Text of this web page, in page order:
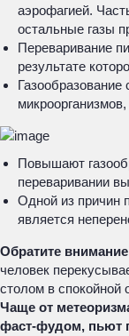
аэрофагией.
остальные газы
Переваривание
результате
Повышают
переваривании
Одной из причин
является
Обратите
человек
столом в спокойной
Чаще от
фаст-фудом, пьют